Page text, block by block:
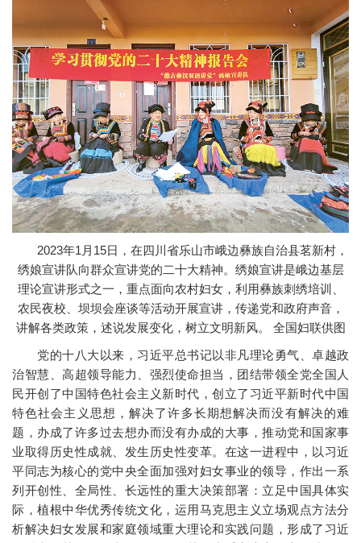
2023年1月15日，在四川省乐山市峨边彝族自治县茗新村，
绣娘宣讲队向群众宣讲党的二十大精神。绣娘宣讲是峨边基层
理论宣讲形式之一，重点面向农村妇女，利用彝族刺绣培训、
农民夜校、坝坝会座谈等活动开展宣讲，传递党和政府声音，
讲解各类政策，述说发展变化，树立文明新风。 全国妇联供图
党的十八大以来，习近平总书记以非凡理论勇气、卓越政
治智慧、高超领导能力、强烈使命担当，团结带领全党全国人
民开创了中国特色社会主义新时代，创立了习近平新时代中国
特色社会主义思想，解决了许多长期想解决而没有解决的难
题，办成了许多过去想办而没有办成的大事，推动党和国家事
业取得历史性成就、发生历史性变革。在这一进程中，以习近
平同志为核心的党中央全面加强对妇女事业的领导，作出一系
列开创性、全局性、长远性的重大决策部署：立足中国具体实
际，植根中华优秀传统文化，运用马克思主义立场观点方法分
析解决妇女发展和家庭领域重大理论和实践问题，形成了习近